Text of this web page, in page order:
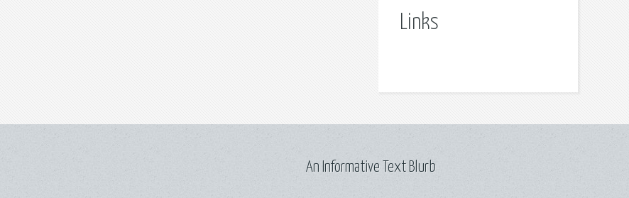
Links
An Informative Text Blurb